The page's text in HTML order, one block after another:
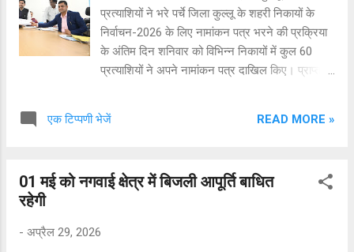
तराला) तथा स्नेह लता (पत्नी टीकानंद, निवासी पारलीधार)
के रूप में हुई है। घटना के बाद पूरे क्षेत्र में शोक की लहर
दौड़ गई है। स्थानीय प्रशासन ने हादसे की जांच शुरू कर
दी है। वहीं...
प्रत्याशियों ने भरे पर्चे जिला कुल्लू के शहरी निकायों के
निर्वाचन-2026 के लिए नामांकन पत्र भरने की प्रक्रिया
के अंतिम दिन शनिवार को विभिन्न निकायों में कुल 60
प्रत्याशियों ने अपने नामांकन पत्र दाखिल किए। प्राप्त
बंजार में 14 प्रत्याशी ने अपना पर्चा दाखिल किया। नगर
भरे, जबकि नगर परिषद मनाली में 18 प्रत्याशियों ने अपने
एक टिप्पणी भेजें READ MORE »
01 मई को नगवाई क्षेत्र में बिजली आपूर्ति बाधित
रहेगी
- अप्रैल 29, 2026